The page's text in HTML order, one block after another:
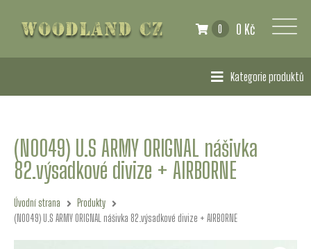
0 0 Kč
Kategorie produktů
(N0049) U.S ARMY ORIGNAL nášivka
82.výsadkové divize + AIRBORNE
Úvodní strana
Produkty
(N0049) U.S ARMY ORIGNAL nášivka 82.výsadkové divize + AIRBORNE